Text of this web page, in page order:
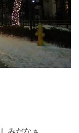
みだなぁ。